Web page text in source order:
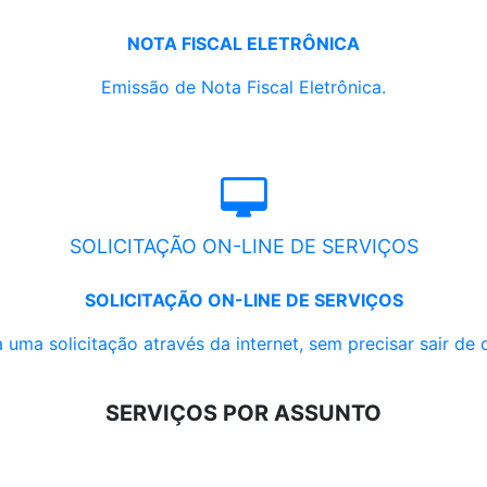
NOTA FISCAL ELETRÔNICA
Emissão de Nota Fiscal Eletrônica.
SOLICITAÇÃO ON-LINE DE SERVIÇOS
SOLICITAÇÃO ON-LINE DE SERVIÇOS
uma solicitação através da internet, sem precisar sair de
SERVIÇOS POR ASSUNTO